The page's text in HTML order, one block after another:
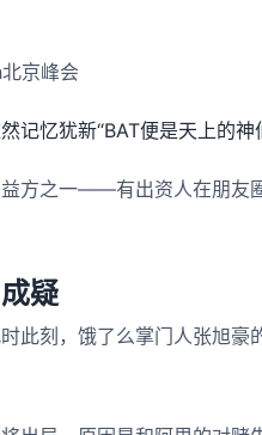
京峰会
记忆犹新“BAT便是天上的
方之一——有出资人在朋友
疑
此刻，饿了么掌门人张旭豪